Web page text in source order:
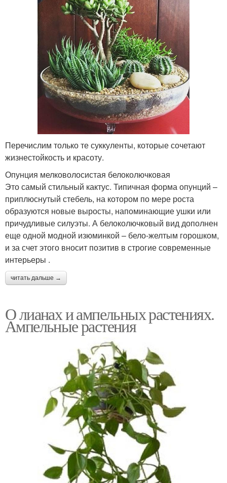
Перечислим только те суккуленты, которые сочетают
жизнестойкость и красоту.
Опунция мелковолосистая белоколючковая
Это самый стильный кактус. Типичная форма опунций –
приплюснутый стебель, на котором по мере роста
образуются новые выросты, напоминающие ушки или
причудливые силуэты. А белоколючковый вид дополнен
еще одной модной изюминкой – бело-желтым горошком,
и за счет этого вносит позитив в строгие современные
интерьеры .
читать дальше →
О лианах и ампельных растениях.
Ампельные растения